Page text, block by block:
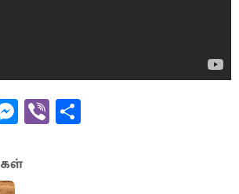
Messenger
Viber